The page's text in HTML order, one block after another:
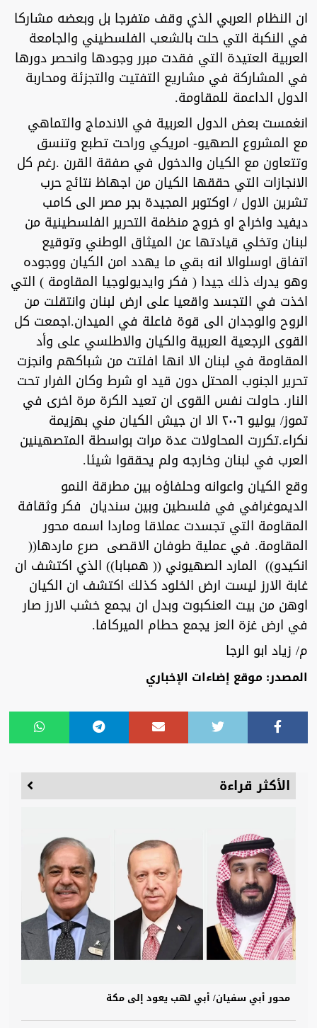
ان النظام العربي الذي وقف متفرجا بل وبعضه مشاركا
في النكبة التي حلت بالشعب الفلسطيني والجامعة
العربية العتيدة التي فقدت مبرر وجودها وانحصر دورها
في المشاركة في مشاريع التفتيت والتجزئة ومحاربة
الدول الداعمة للمقاومة.
انغمست بعض الدول العربية في الاندماج والتماهي
مع المشروع الصهيو- امريكي وراحت تطبع وتنسق
وتتعاون مع الكيان والدخول في صفقة القرن .رغم كل
الانجازات التي حققها الكيان من اجهاظ نتائج حرب
تشرين الاول / اوكتوبر المجيدة بجر مصر الى كامب
ديفيد واخراج او خروج منظمة التحرير الفلسطينية من
لبنان وتخلي قيادتها عن الميثاق الوطني وتوقيع
اتفاق اوسلوالا انه بقي ما يهدد امن الكيان ووجوده
وهو يدرك ذلك جيدا ( فكر وايديولوجيا المقاومة ) التي
اخذت في التجسد واقعيا على ارض لبنان وانتقلت من
الروح والوجدان الى قوة فاعلة في الميدان.اجمعت كل
القوى الرجعية العربية والكيان والاطلسي على وأد
المقاومة في لبنان الا انها افلتت من شباكهم وانجزت
تحرير الجنوب المحتل دون قيد او شرط وكان الفرار تحت
النار. حاولت نفس القوى ان تعيد الكرة مرة اخرى في
تموز/ يوليو ٢٠٠٦ الا ان جيش الكيان مني بهزيمة
نكراء.تكررت المحاولات عدة مرات بواسطة المتصهينين
العرب في لبنان وخارجه ولم يحققوا شيئا.
وقع الكيان واعوانه وحلفاؤه بين مطرقة النمو
الديموغرافي في فلسطين وبين سنديان فكر وثقافة
المقاومة التي تجسدت عملاقا وماردا اسمه محور
المقاومة. في عملية طوفان الاقصى صرع ماردها((
انكيدو)) المارد الصهيوني (( همبابا)) الذي اكتشف ان
غابة الارز ليست ارض الخلود كذلك اكتشف ان الكيان
اوهن من بيت العنكبوت وبدل ان يجمع خشب الارز صار
في ارض غزة العز يجمع حطام الميركافا.
م/ زياد ابو الرجا
المصدر: موقع إضاءات الإخباري
الأكثر قراءة
محور أبي سفيان/ أبي لهب يعود إلى مكة